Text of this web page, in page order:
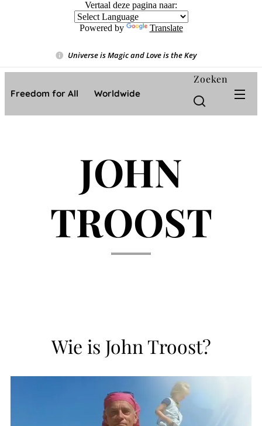
Vertaal deze pagina naar:
Powered by Translate
Universe is Magic and Love is the Key❤️
Freedom for All ❤️ Worldwide
Zoeken
JOHN
TROOST
Wie is John Troost?